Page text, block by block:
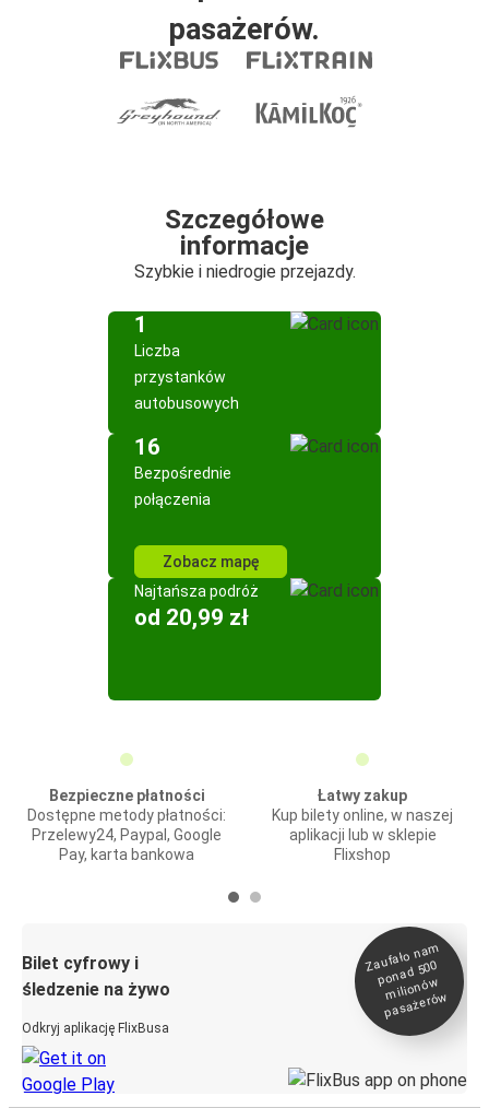
pasażerów.
Szczegółowe
informacje
Szybkie i niedrogie przejazdy.
1
Liczba
przystanków
autobusowych
16
Bezpośrednie
połączenia
Zobacz mapę
Najtańsza podróż
od 20,99 zł
Bezpieczne płatności
Dostępne metody płatności:
Przelewy24, Paypal, Google
Pay, karta bankowa
Łatwy zakup
Kup bilety online, w naszej
aplikacji lub w sklepie
Flixshop
Bilet cyfrowy i
śledzenie na żywo
Odkryj aplikację FlixBusa
Zaufało na
m
ponad 500
milionó
w
pasażeró
w